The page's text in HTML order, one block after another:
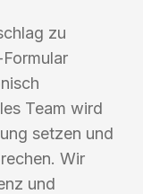
zu
Team wird
setzen und
Wir
und